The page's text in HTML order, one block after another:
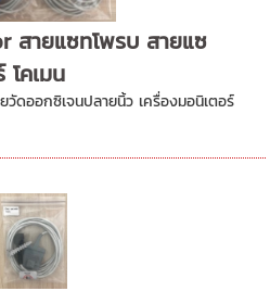
สายแซทโพรบ สายแซ
โคเมน
ดออกซิเจนปลายนิ้ว เครื่องมอนิเตอร์